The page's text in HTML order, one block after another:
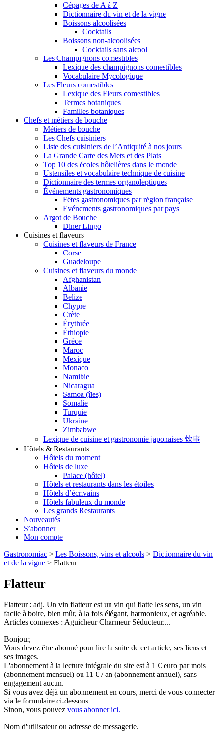
Cépages de A à Z
Dictionnaire du vin et de la vigne
Boissons alcoolisées
Cocktails
Boissons non-alcoolisées
Cocktails sans alcool
Les Champignons comestibles
Lexique des champignons comestibles
Vocabulaire Mycologique
Les Fleurs comestibles
Lexique des Fleurs comestibles
Termes botaniques
Familles botaniques
Chefs et métiers de bouche
Métiers de bouche
Les Chefs cuisiniers
Liste des cuisiniers de l’Antiquité à nos jours
La Grande Carte des Mets et des Plats
Top 10 des écoles hôtelières dans le monde
Ustensiles et vocabulaire technique de cuisine
Dictionnaire des termes organoleptiques
Événements gastronomiques
Fêtes gastronomiques par région française
Evénements gastronomiques par pays
Argot de Bouche
Diner Lingo
Cuisines et flaveurs
Cuisines et flaveurs de France
Corse
Guadeloupe
Cuisines et flaveurs du monde
Afghanistan
Albanie
Belize
Chypre
Crète
Érythrée
Éthiopie
Grèce
Maroc
Mexique
Monaco
Namibie
Nicaragua
Samoa (îles)
Somalie
Turquie
Ukraine
Zimbabwe
Lexique de cuisine et gastronomie japonaises 炊事
Hôtels & Restaurants
Hôtels du moment
Hôtels de luxe
Palace (hôtel)
Hôtels et restaurants dans les étoiles
Hôtels d’écrivains
Hôtels fabuleux du monde
Les grands Restaurants
Nouveautés
S’abonner
Mon compte
Gastronomiac > Les Boissons, vins et alcools > Dictionnaire du vin
et de la vigne > Flatteur
Flatteur
Flatteur : adj. Un vin flatteur est un vin qui flatte les sens, un vin
facile à boire, bien mûr, à la fois élégant, harmonieux, et agréable.
Articles connexes : Aguicheur Charmeur Séducteur....
Bonjour,
Vous devez être abonné pour lire la suite de cet article, ses liens et
ses images.
L'abonnement à la lecture intégrale du site est à 1 € euro par mois
(abonnement mensuel) ou 11 € / an (abonnement annuel), sans
engagement aucun.
Si vous avez déjà un abonnement en cours, merci de vous connecter
via le formulaire ci-dessous.
Sinon, vous pouvez vous abonner ici.
Nom d'utilisateur ou adresse de messagerie.